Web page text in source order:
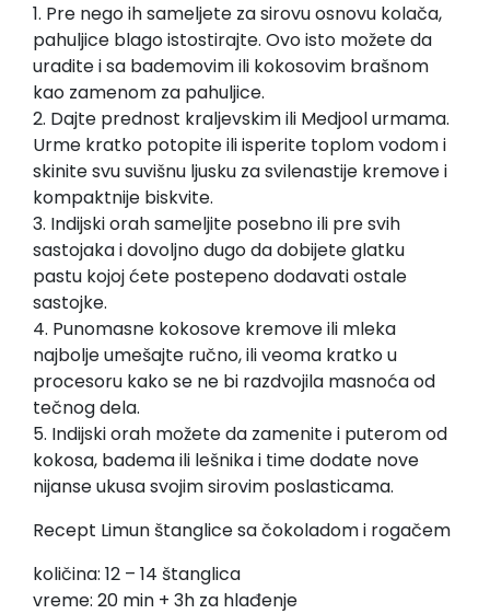
1. Pre nego ih sameljete za sirovu osnovu kolača,
pahuljice blago istostirajte. Ovo isto možete da
uradite i sa bademovim ili kokosovim brašnom
kao zamenom za pahuljice.
2. Dajte prednost kraljevskim ili Medjool urmama.
Urme kratko potopite ili isperite toplom vodom i
skinite svu suvišnu ljusku za svilenastije kremove i
kompaktnije biskvite.
3. Indijski orah sameljite posebno ili pre svih
sastojaka i dovoljno dugo da dobijete glatku
pastu kojoj ćete postepeno dodavati ostale
sastojke.
4. Punomasne kokosove kremove ili mleka
najbolje umešajte ručno, ili veoma kratko u
procesoru kako se ne bi razdvojila masnoća od
tečnog dela.
5. Indijski orah možete da zamenite i puterom od
kokosa, badema ili lešnika i time dodate nove
nijanse ukusa svojim sirovim poslasticama.
Recept Limun štanglice sa čokoladom i rogačem
količina: 12 – 14 štanglica
vreme: 20 min + 3h za hlađenje